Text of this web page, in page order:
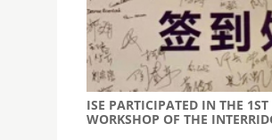
ISE PARTICIPATED IN THE
WORKSHOP OF THE